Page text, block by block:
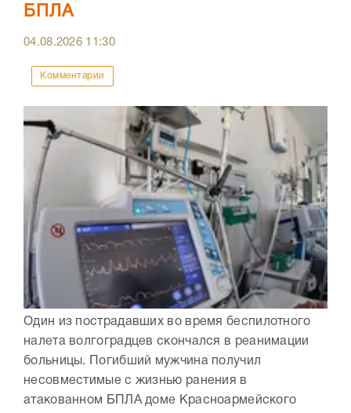
БПЛА
04.08.2026 11:30
Комментарии
Один из пострадавших во время беспилотного
налета волгоградцев скончался в реанимации
больницы. Погибший мужчина получил
несовместимые с жизнью ранения в
атакованном БПЛА доме Красноармейского